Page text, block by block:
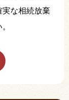
実な相続放棄